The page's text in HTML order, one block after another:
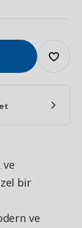
ve
bir
ve